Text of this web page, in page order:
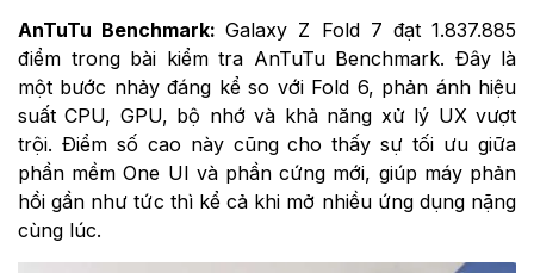
AnTuTu Benchmark:Galaxy Z Fold 7 đạt 1.837.885
điểm trong bài kiểm tra AnTuTu Benchmark. Đây là
một bước nhảy đáng kể so với Fold 6, phản ánh hiệu
suất CPU, GPU, bộ nhớ và khả năng xử lý UX vượt
trội. Điểm số cao này cũng cho thấy sự tối ưu giữa
phần mềm One UI và phần cứng mới, giúp máy phản
hồi gần như tức thì kể cả khi mở nhiều ứng dụng nặng
cùng lúc.